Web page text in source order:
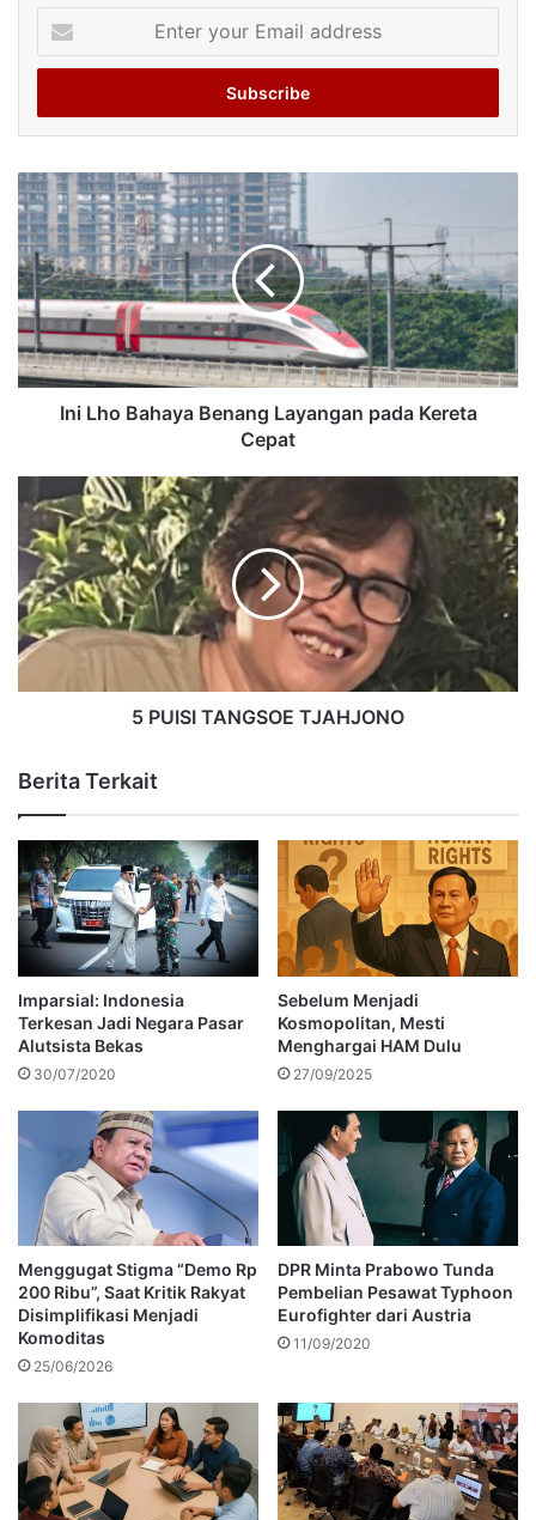
your
Email
Ini Lho Bahaya Benang Layangan pada Kereta
Cepat
5 PUISI TANGSOE TJAHJONO
Berita Terkait
Imparsial: Indonesia
Terkesan Jadi Negara Pasar
Alutsista Bekas
30/07/2020
Sebelum Menjadi
Kosmopolitan, Mesti
Menghargai HAM Dulu
27/09/2025
Menggugat Stigma “Demo Rp
200 Ribu”, Saat Kritik Rakyat
Disimplifikasi Menjadi
Komoditas
25/06/2026
DPR Minta Prabowo Tunda
Pembelian Pesawat Typhoon
Eurofighter dari Austria
11/09/2020